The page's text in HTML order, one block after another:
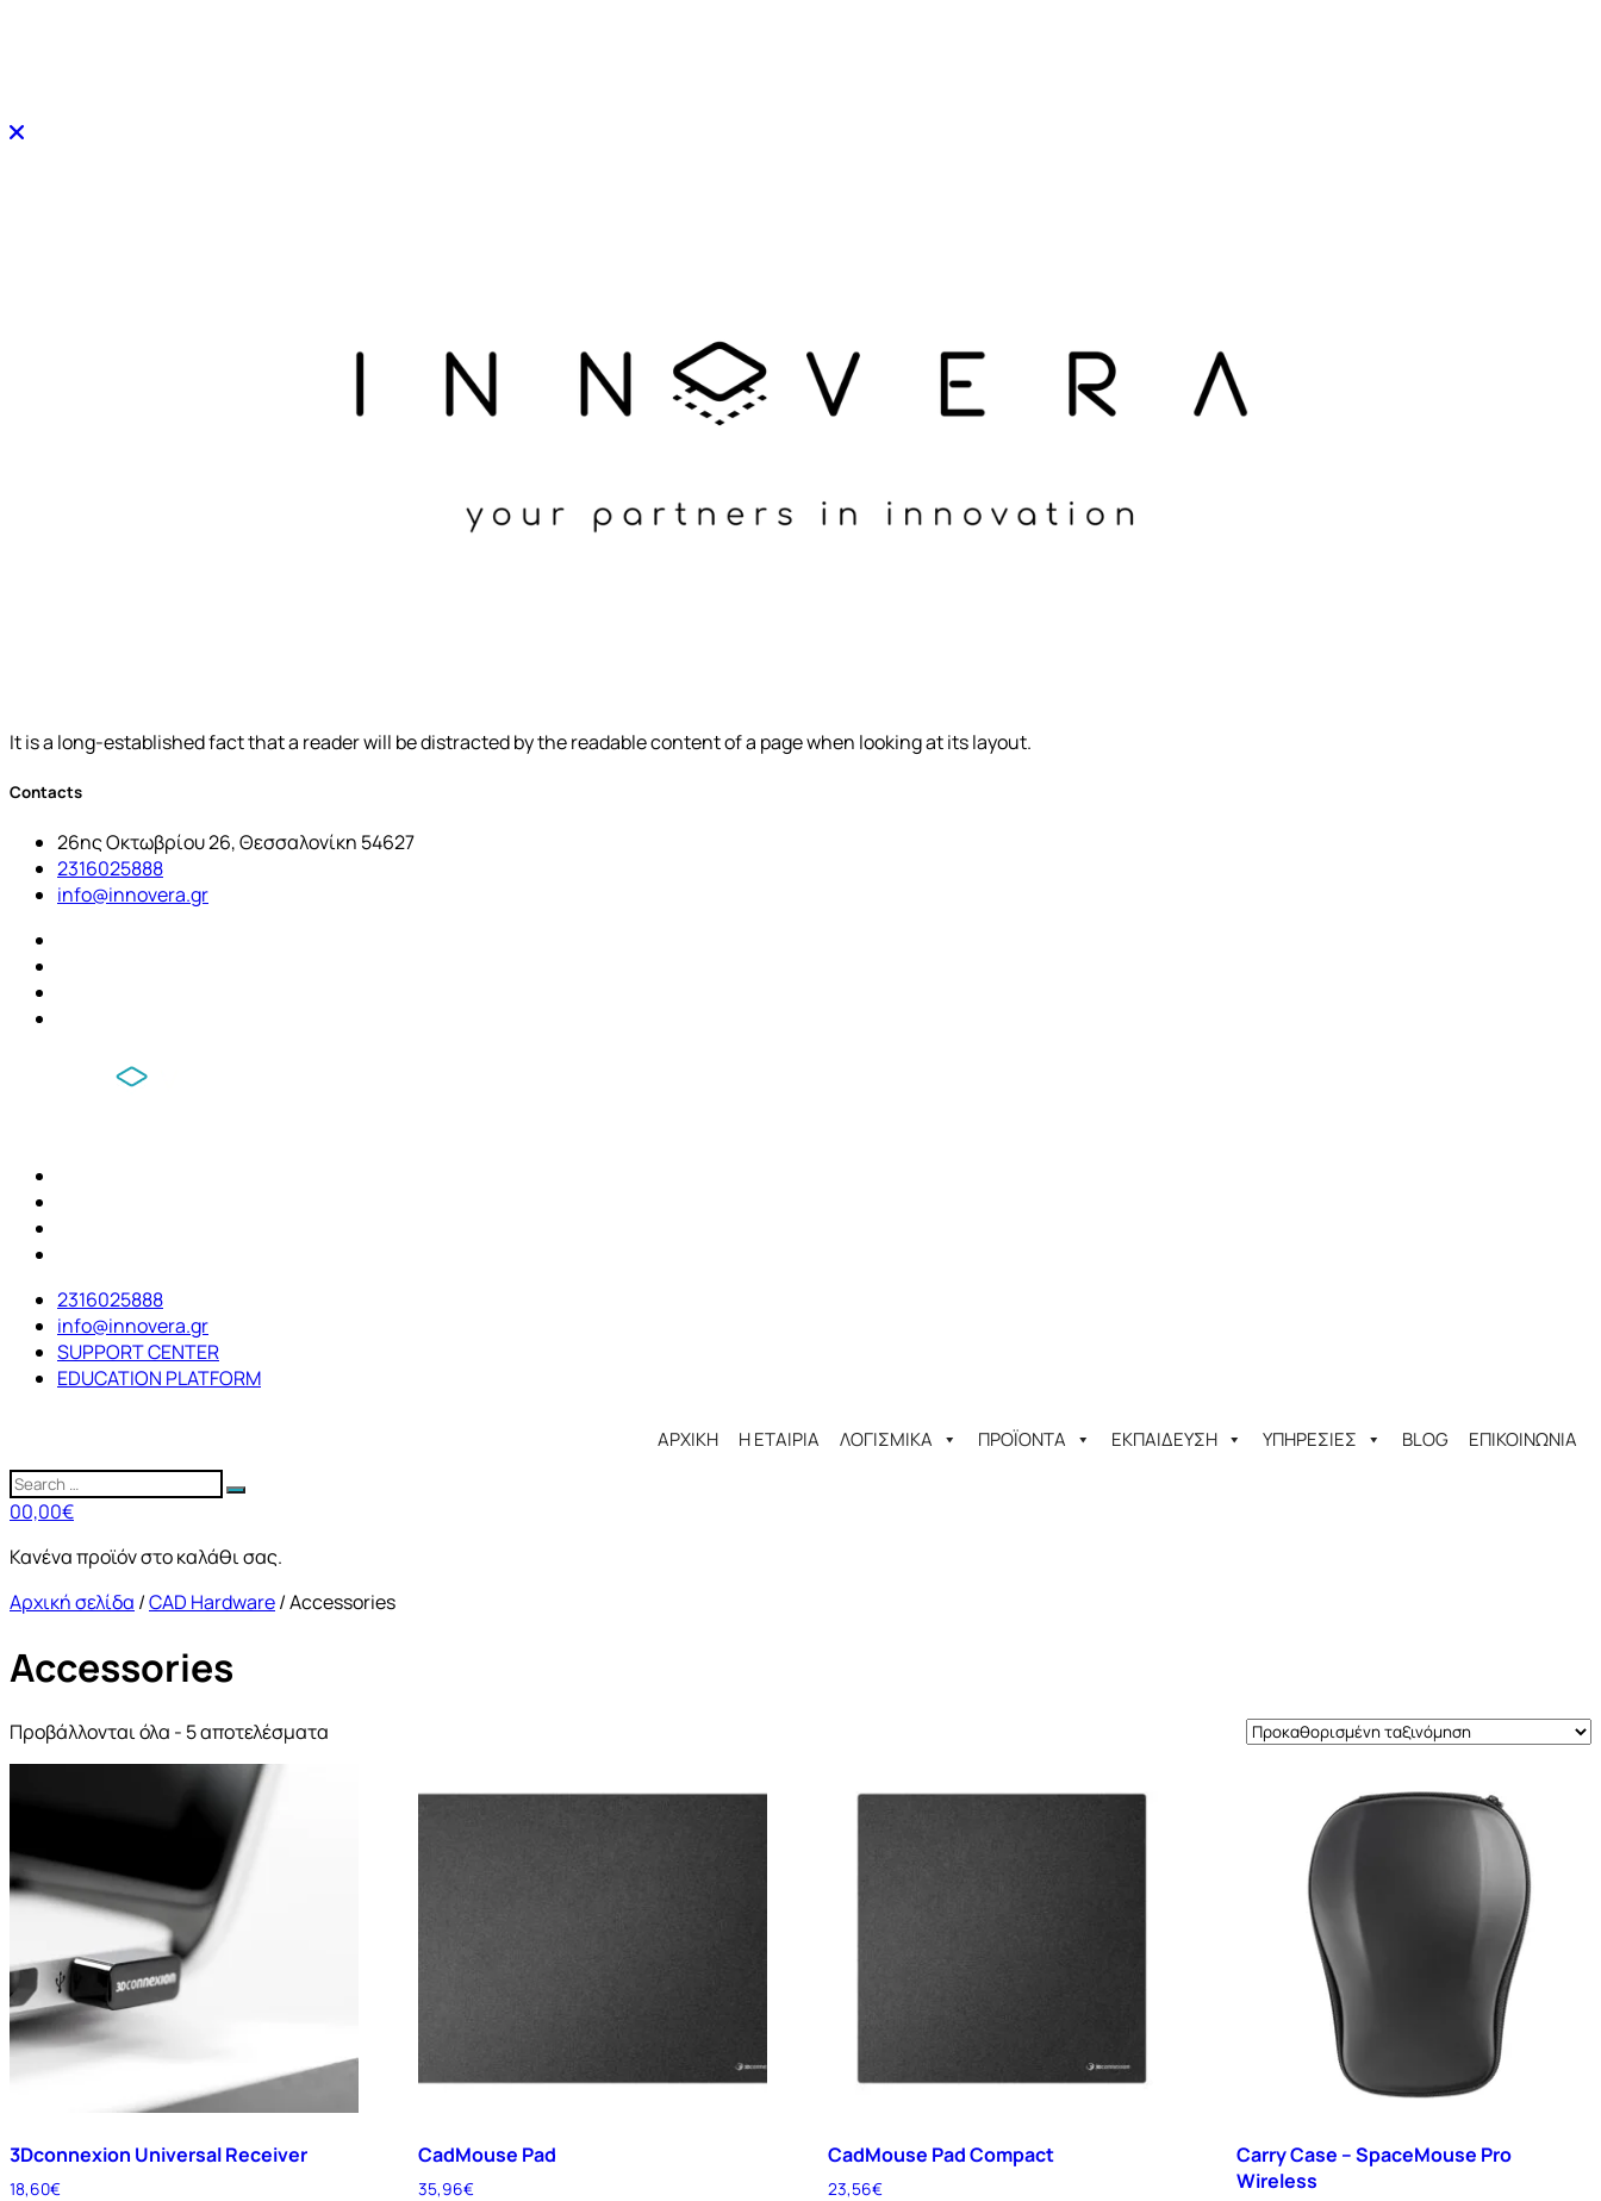
It is a long-established fact that a reader will be distracted by the readable content of a page when looking at its layout.
Contacts
26ης Οκτωβρίου 26, Θεσσαλονίκη 54627
2316025888
info@innovera.gr
2316025888
info@innovera.gr
SUPPORT CENTER
EDUCATION PLATFORM
ΑΡΧΙΚΗ Η ΕΤΑΙΡΙΑ ΛΟΓΙΣΜΙΚΑ ΠΡΟΪΟΝΤΑ ΕΚΠΑΙΔΕΥΣΗ ΥΠΗΡΕΣΙΕΣ BLOG ΕΠΙΚΟΙΝΩΝΙΑ
00,00€
Κανένα προϊόν στο καλάθι σας.
Αρχική σελίδα /CAD Hardware/ Accessories
Accessories
Προβάλλονται όλα - 5 αποτελέσματα
3Dconnexion Universal Receiver
18,60€
CadMouse Pad
35,96€
CadMouse Pad Compact
23,56€
Carry Case – SpaceMouse Pro
Wireless